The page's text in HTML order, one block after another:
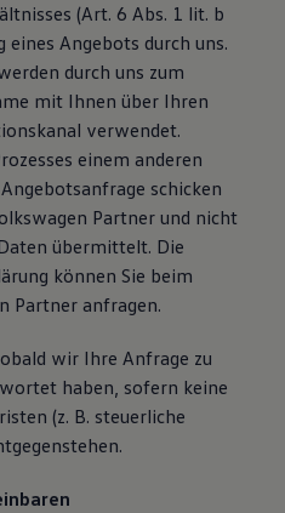
(Art. 6 Abs. 1 lit. b
eines Angebots durch uns.
durch uns zum
mit Ihnen über Ihren
verwendet.
einem anderen
schicken
Partner und nicht
übermittelt. Die
können Sie beim
Partner anfragen.
wir Ihre Anfrage zu
haben, sofern keine
(z. B. steuerliche